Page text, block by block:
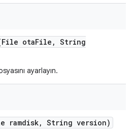
otaFile , String
ayarlayın.
ramdisk, String version)